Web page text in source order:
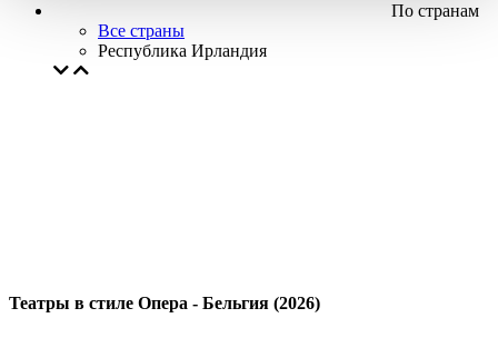
По странам
Все страны
Республика Ирландия
Театры в стиле Опера - Бельгия (2026)